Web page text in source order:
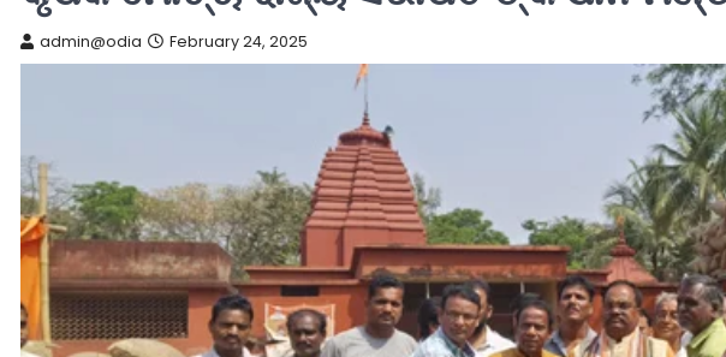
admin@odia February 24, 2025